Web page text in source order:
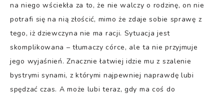
na niego wściekła za to, że nie walczy o rodzinę, on nie
potrafi się na nią złościć, mimo że zdaje sobie sprawę z
tego, iż dziewczyna nie ma racji. Sytuacja jest
skomplikowana – tłumaczy córce, ale ta nie przyjmuje
jego wyjaśnień. Znacznie łatwiej idzie mu z szalenie
bystrymi synami, z którymi najpewniej naprawdę lubi
spędzać czas. A może lubi teraz, gdy ma coś do